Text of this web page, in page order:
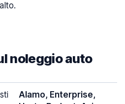
noleggio auto
Alamo, Enterprise,